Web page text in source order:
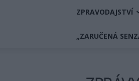
ZPRAVODAJSTVÍ
„ZARUČENÁ
Příbram